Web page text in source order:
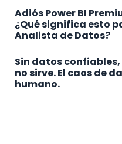
Adiós Power BI
¿Qué significa esto
Analista de Datos?
Sin datos
no sirve. El caos de
humano.